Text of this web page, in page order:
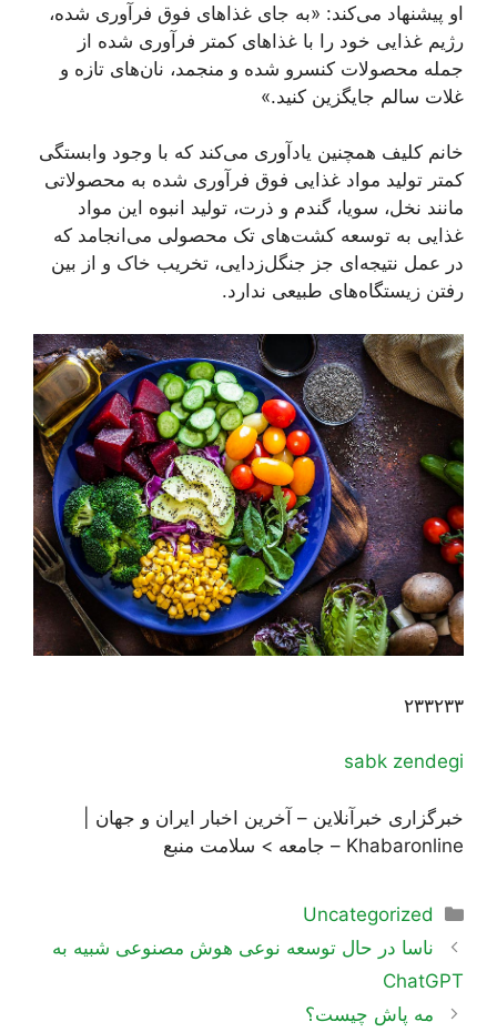
او پیشنهاد می‌کند: «به جای غذاهای فوق فرآوری شده،
رژیم غذایی خود را با غذاهای کمتر فرآوری شده از
جمله محصولات کنسرو شده و منجمد، نان‌های تازه و
غلات سالم جایگزین کنید.»
خانم کلیف همچنین یادآوری می‌کند که با وجود وابستگی
کمتر تولید مواد غذایی فوق فرآوری شده به محصولاتی
مانند نخل، سویا، گندم و ذرت، تولید انبوه این مواد
غذایی به توسعه کشت‌های تک محصولی می‌انجامد که
در عمل نتیجه‌ای جز جنگل‌زدایی، تخریب خاک و از بین
رفتن زیستگاه‌های طبیعی ندارد.
۲۳۳۲۳۳
sabk zendegi
خبرگزاری خبرآنلاین – آخرین اخبار ایران و جهان |
Khabaronline – جامعه > سلامت منبع
دسته‌ها
Uncategorized
ناوبری
نوشته‌ها
ناسا در حال توسعه نوعی هوش مصنوعی شبیه به
ChatGPT
مه پاش چیست؟